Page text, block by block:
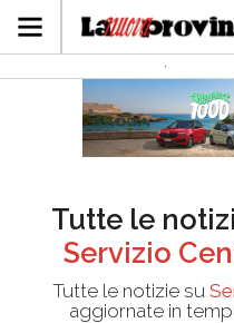
Tutte le
Servizio
Tutte le notizie su
aggiornate in